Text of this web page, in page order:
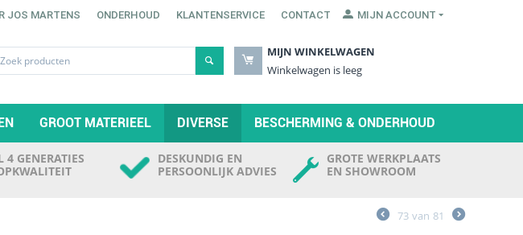
JOS MARTENS ONDERHOUD KLANTENSERVICE CONTACT MIJN ACCOUNT
MIJN WINKELWAGEN
Winkelwagen is leeg
GROOT MATERIEEL DIVERSE BESCHERMING & ONDERHOUD
4 GENERATIES
DESKUNDIG EN
PERSOONLIJK ADVIES
GROTE WERKPLAATS
EN SHOWROOM
73 van 81